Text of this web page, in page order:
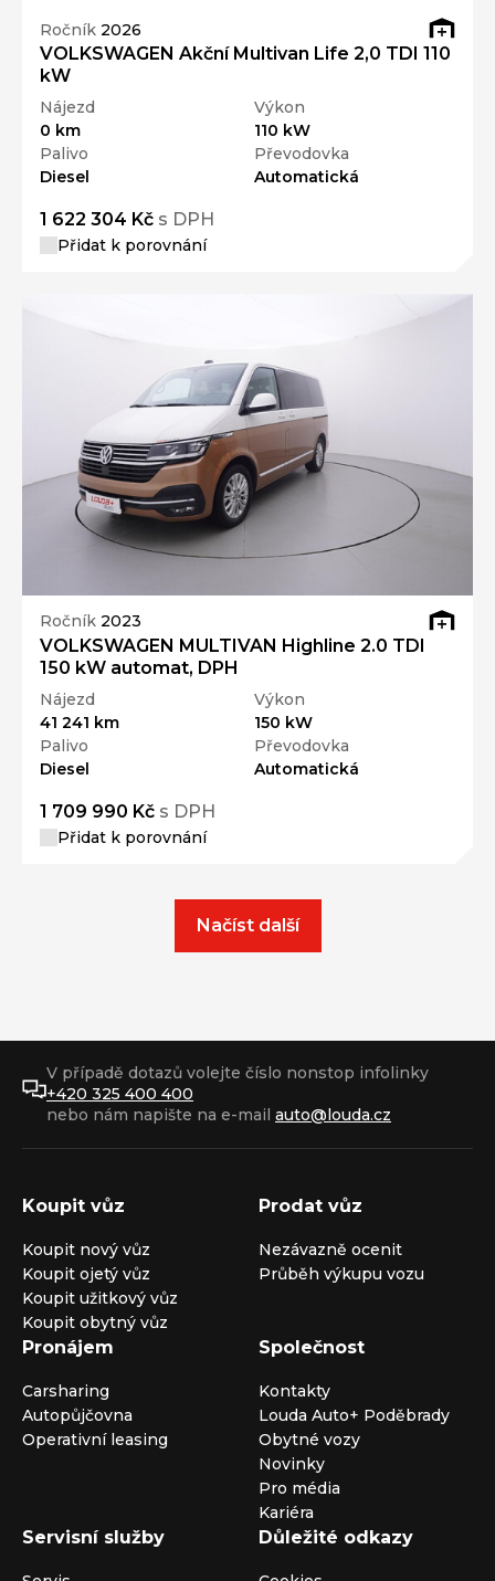
Ročník 2026
VOLKSWAGEN Akční Multivan Life 2,0 TDI 110
kW
Nájezd
0 km
Výkon
110 kW
Palivo
Diesel
Převodovka
Automatická
1 622 304 Kč s DPH
Přidat k porovnání
Ročník 2023
VOLKSWAGEN MULTIVAN Highline 2.0 TDI
150 kW automat, DPH
Nájezd
41 241 km
Výkon
150 kW
Palivo
Diesel
Převodovka
Automatická
1 709 990 Kč s DPH
Přidat k porovnání
Načíst další
V případě dotazů volejte číslo nonstop infolinky
+420 325 400 400
nebo nám napište na e-mail auto@louda.cz
Koupit vůz
Koupit nový vůz
Koupit ojetý vůz
Koupit užitkový vůz
Koupit obytný vůz
Prodat vůz
Nezávazně ocenit
Průběh výkupu vozu
Pronájem
Carsharing
Autopůjčovna
Operativní leasing
Společnost
Kontakty
Louda Auto+ Poděbrady
Obytné vozy
Novinky
Pro média
Kariéra
Servisní služby Důležité odkazy